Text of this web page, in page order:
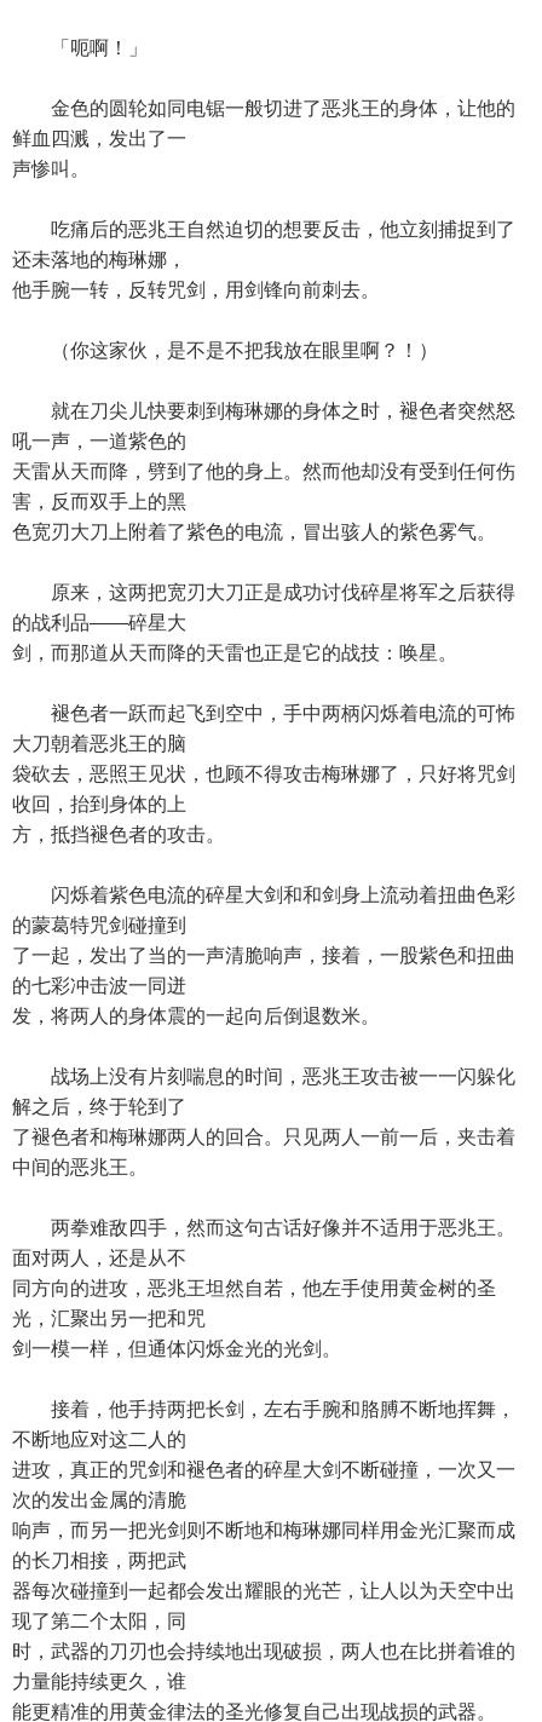
「呃啊！」
金色的圆轮如同电锯一般切进了恶兆王的身体，让他的
鲜血四溅，发出了一
声惨叫。
吃痛后的恶兆王自然迫切的想要反击，他立刻捕捉到了
还未落地的梅琳娜，
他手腕一转，反转咒剑，用剑锋向前刺去。
（你这家伙，是不是不把我放在眼里啊？！）
就在刀尖儿快要刺到梅琳娜的身体之时，褪色者突然怒
吼一声，一道紫色的
天雷从天而降，劈到了他的身上。然而他却没有受到任何伤
害，反而双手上的黑
色宽刃大刀上附着了紫色的电流，冒出骇人的紫色雾气。
原来，这两把宽刃大刀正是成功讨伐碎星将军之后获得
的战利品——碎星大
剑，而那道从天而降的天雷也正是它的战技：唤星。
褪色者一跃而起飞到空中，手中两柄闪烁着电流的可怖
大刀朝着恶兆王的脑
袋砍去，恶照王见状，也顾不得攻击梅琳娜了，只好将咒剑
收回，抬到身体的上
方，抵挡褪色者的攻击。
闪烁着紫色电流的碎星大剑和和剑身上流动着扭曲色彩
的蒙葛特咒剑碰撞到
了一起，发出了当的一声清脆响声，接着，一股紫色和扭曲
的七彩冲击波一同迸
发，将两人的身体震的一起向后倒退数米。
战场上没有片刻喘息的时间，恶兆王攻击被一一闪躲化
解之后，终于轮到了
了褪色者和梅琳娜两人的回合。只见两人一前一后，夹击着
中间的恶兆王。
两拳难敌四手，然而这句古话好像并不适用于恶兆王。
面对两人，还是从不
同方向的进攻，恶兆王坦然自若，他左手使用黄金树的圣
光，汇聚出另一把和咒
剑一模一样，但通体闪烁金光的光剑。
接着，他手持两把长剑，左右手腕和胳膊不断地挥舞，
不断地应对这二人的
进攻，真正的咒剑和褪色者的碎星大剑不断碰撞，一次又一
次的发出金属的清脆
响声，而另一把光剑则不断地和梅琳娜同样用金光汇聚而成
的长刀相接，两把武
器每次碰撞到一起都会发出耀眼的光芒，让人以为天空中出
现了第二个太阳，同
时，武器的刀刃也会持续地出现破损，两人也在比拼着谁的
力量能持续更久，谁
能更精准的用黄金律法的圣光修复自己出现战损的武器。